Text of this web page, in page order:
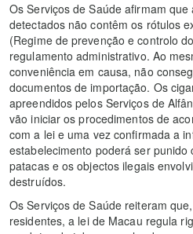
Os Serviços de Saúde afirmam
detectados não contêm os rótulos
(Regime de prevenção e controlo
regulamento administrativo. Ao
conveniência em causa, não
documentos de importação. Os
apreendidos pelos Serviços de
vão iniciar os procedimentos de
com a lei e uma vez confirmada a
estabelecimento poderá ser
patacas e os objectos ilegais
destruídos.
Os Serviços de Saúde reiteram
residentes, a lei de Macau regula